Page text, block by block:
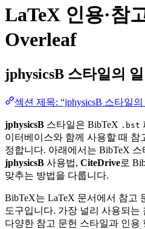
LaTeX 인용·참
Overleaf
jphysicsB 스타일의
섹션 제목: “jphysicsB 스타일
jphysicsB 스타일은 BibTeX .bst
이터베이스와 함께 사용할 때 참
정합니다. 아래에서는 BibTeX 스
jphysicsB 사용법, CiteDrive로
맞추는 방법을 다룹니다.
BibTeX는 LaTeX 문서에서 참고
도구입니다. 가장 널리 사용되는
다양한 참고 문헌 스타일과 인용